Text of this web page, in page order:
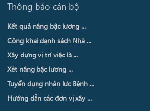
Thông báo cán bộ
Kết quả nâng bậc lương ...
Công khai danh sách Nhà ...
Xây dựng vị trí việc là ...
Xét nâng bậc lương ...
Tuyển dụng nhân lực Bệnh ...
Hướng dẫn các đơn vị xây ...